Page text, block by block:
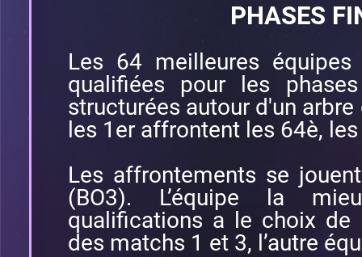
PHASES
Les 64 meilleures
qualifiées pour les
structurées autour d'un
les 1er affrontent les 64è,
Les affrontements se
(BO3). L’équipe la
qualifications a le choix
des matchs 1 et 3, l’autre